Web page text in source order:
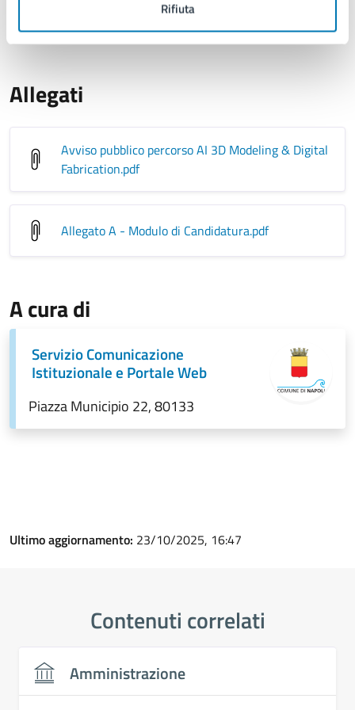
Rifiuta
Prorogato nuovamente il 23/10/2025
Allegati
Avviso pubblico percorso AI 3D Modeling & Digital
Fabrication.pdf
Allegato A - Modulo di Candidatura.pdf
A cura di
Servizio Comunicazione
Istituzionale e Portale Web
Piazza Municipio 22, 80133
Ultimo aggiornamento: 23/10/2025, 16:47
Contenuti correlati
Amministrazione